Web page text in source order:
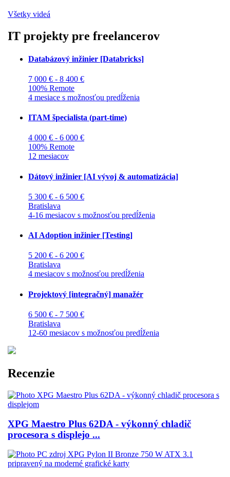
Všetky videá
IT projekty pre freelancerov
Databázový inžinier [Databricks]
7 000 € - 8 400 €
100% Remote
4 mesiace s možnosťou predĺženia
ITAM špecialista (part-time)
4 000 € - 6 000 €
100% Remote
12 mesiacov
Dátový inžinier [AI vývoj & automatizácia]
5 300 € - 6 500 €
Bratislava
4-16 mesiacov s možnosťou predĺženia
AI Adoption inžinier [Testing]
5 200 € - 6 200 €
Bratislava
4 mesiacov s možnosťou predĺženia
Projektový [integračný] manažér
6 500 € - 7 500 €
Bratislava
12-60 mesiacov s možnosťou predĺženia
Recenzie
XPG Maestro Plus 62DA - výkonný chladič
procesora s displejo ...